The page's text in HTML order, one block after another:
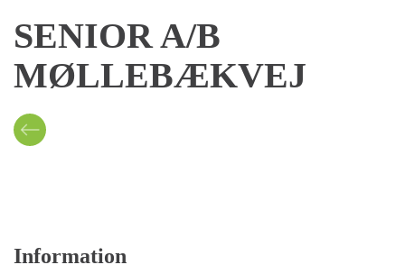
SENIOR A/B
MØLLEBÆKVEJ
Information